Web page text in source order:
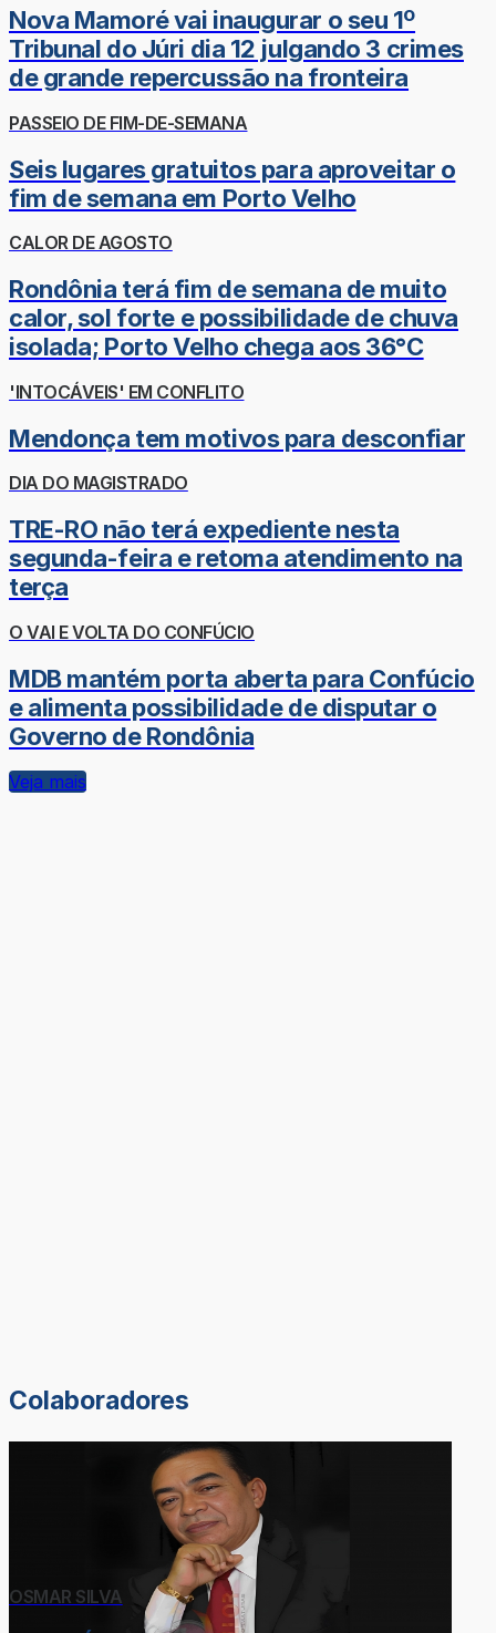
Nova Mamoré vai inaugurar o seu 1º
Tribunal do Júri dia 12 julgando 3 crimes
de grande repercussão na fronteira
PASSEIO DE FIM-DE-SEMANA
Seis lugares gratuitos para aproveitar o
fim de semana em Porto Velho
CALOR DE AGOSTO
Rondônia terá fim de semana de muito
calor, sol forte e possibilidade de chuva
isolada; Porto Velho chega aos 36°C
'INTOCÁVEIS' EM CONFLITO
Mendonça tem motivos para desconfiar
DIA DO MAGISTRADO
TRE-RO não terá expediente nesta
segunda-feira e retoma atendimento na
terça
O VAI E VOLTA DO CONFÚCIO
MDB mantém porta aberta para Confúcio
e alimenta possibilidade de disputar o
Governo de Rondônia
Veja mais
Colaboradores
OSMAR SILVA